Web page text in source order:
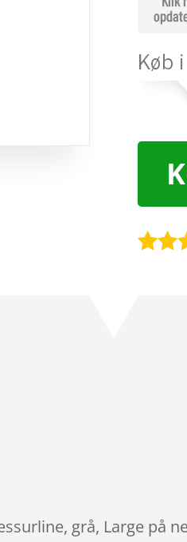
grå, Large på